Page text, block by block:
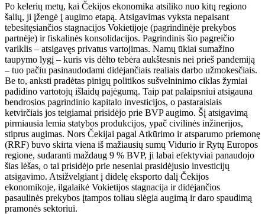
Po kelerių metų, kai Čekijos ekonomika atsiliko nuo kitų regiono
šalių, ji įžengė į augimo etapą. Atsigavimas vyksta nepaisant
tebesitęsiančios stagnacijos Vokietijoje (pagrindinėje prekybos
partnėje) ir fiskalinės konsolidacijos. Pagrindinis šio pagreičio
variklis – atsigavęs privatus vartojimas. Namų ūkiai sumažino
taupymo lygį – kuris vis dėlto tebėra aukštesnis nei prieš pandemiją
– tuo pačiu pasinaudodami didėjančiais realiais darbo užmokesčiais.
Be to, anksti pradėtas pinigų politikos sušvelninimo ciklas žymiai
padidino vartotojų išlaidų pajėgumą. Taip pat palaipsniui atsigauna
bendrosios pagrindinio kapitalo investicijos, o pastaraisiais
ketvirčiais jos teigiamai prisidėjo prie BVP augimo. Šį atsigavimą
pirmiausia lemia statybos produkcijos, ypač civilinės inžinerijos,
stiprus augimas. Nors Čekijai pagal Atkūrimo ir atsparumo priemonę
(RRF) buvo skirta viena iš mažiausių sumų Vidurio ir Rytų Europos
regione, sudaranti maždaug 9 % BVP, ji labai efektyviai panaudojo
šias lėšas, o tai prisidėjo prie neseniai prasidėjusio investicijų
atsigavimo. Atsižvelgiant į didelę eksporto dalį Čekijos
ekonomikoje, ilgalaikė Vokietijos stagnacija ir didėjančios
pasaulinės prekybos įtampos toliau slėgia augimą ir daro spaudimą
pramonės sektoriui.